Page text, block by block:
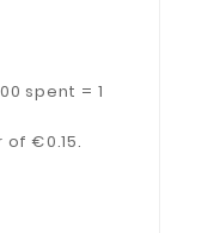
spent = 1
€0.15.